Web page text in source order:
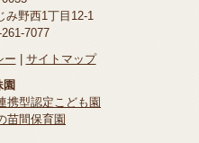
み野西1丁目12-1
7077
ー | サイトマップ
園
携型認定こども園
苗間保育園